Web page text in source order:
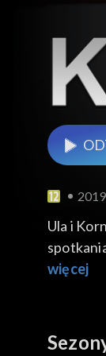
2019
Ula i
tańca
więcej